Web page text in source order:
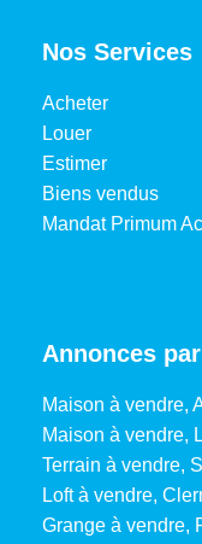
Nos Services
Acheter
Louer
Estimer
Biens vendus
Mandat Primum
Annonces
Maison à vendre,
Maison à vendre,
Terrain à vendre,
Loft à vendre,
Grange à vendre,